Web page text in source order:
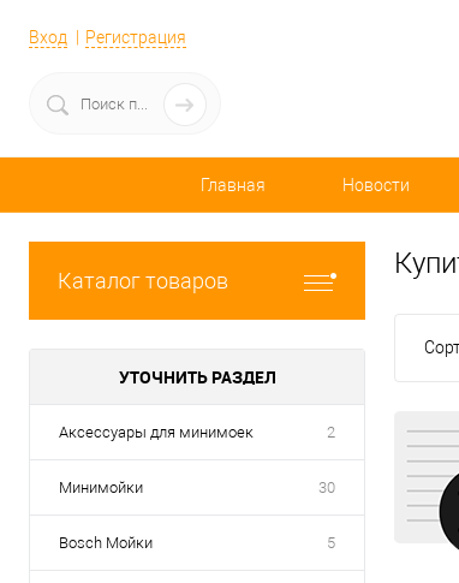
Вход Регистрация
Главная Новости
Каталог товаров
УТОЧНИТЬ РАЗДЕЛ
Аксессуары для минимоек 2
Минимойки 30
Bosch Мойки 5